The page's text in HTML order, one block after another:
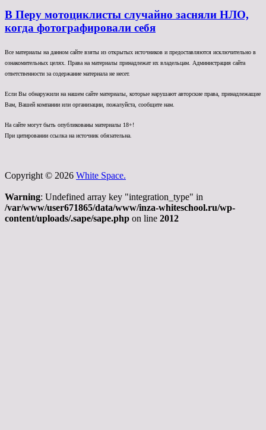
В Перу мотоциклисты случайно засняли НЛО,
когда фотографировали себя
Все материалы на данном сайте взяты из открытых источников и предоставляются исключительно в
ознакомительных целях. Права на материалы принадлежат их владельцам. Администрация сайта
ответственности за содержание материала не несет.
Если Вы обнаружили на нашем сайте материалы, которые нарушают авторские права, принадлежащие
Вам, Вашей компании или организации, пожалуйста, сообщите нам.
На сайте могут быть опубликованы материалы 18+!
При цитировании ссылка на источник обязательна.
Copyright © 2026 White Space.
Warning: Undefined array key "integration_type" in
/var/www/user671865/data/www/inza-whiteschool.ru/wp-
content/uploads/.sape/sape.php on line 2012